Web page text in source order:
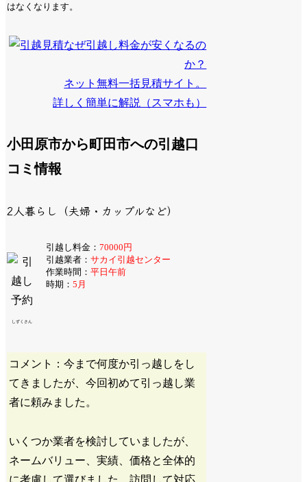
はなくなります。
なぜ引越し料金が安くなるの
か？
ネット無料一括見積サイト。
詳しく簡単に解説（スマホも）
小田原市から町田市への引越口
コミ情報
2人暮らし（夫婦・カップルなど）
しずくさん
引越し料金： 70000円
引越業者： サカイ引越センター
作業時間： 平日午前
時期： 5月
コメント：今まで何度か引っ越しをし
てきましたが、今回初めて引っ越し業
者に頼みました。
いくつか業者を検討していましたが、
ネームバリュー、実績、価格と全体的
に考慮して選びました。訪問して対応